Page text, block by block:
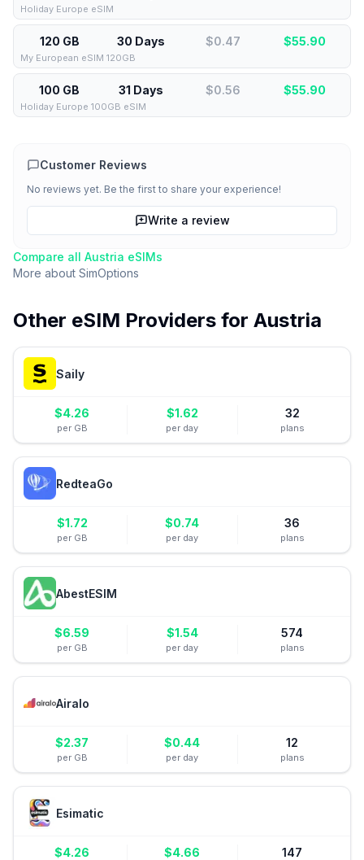
Holiday Europe eSIM
120 GB 30 Days $0.47 $55.90
My European eSIM 120GB
100 GB 31 Days $0.56 $55.90
Holiday Europe 100GB eSIM
Customer Reviews
No reviews yet. Be the first to share your experience!
Write a review
Compare all Austria eSIMs
More about SimOptions
Other eSIM Providers for Austria
Saily
$4.26
per GB
$1.62
per day
32
plans
RedteaGo
$1.72
per GB
$0.74
per day
36
plans
AbestESIM
$6.59
per GB
$1.54
per day
574
plans
Airalo
$2.37
per GB
$0.44
per day
12
plans
Esimatic
$4.26 $4.66 147